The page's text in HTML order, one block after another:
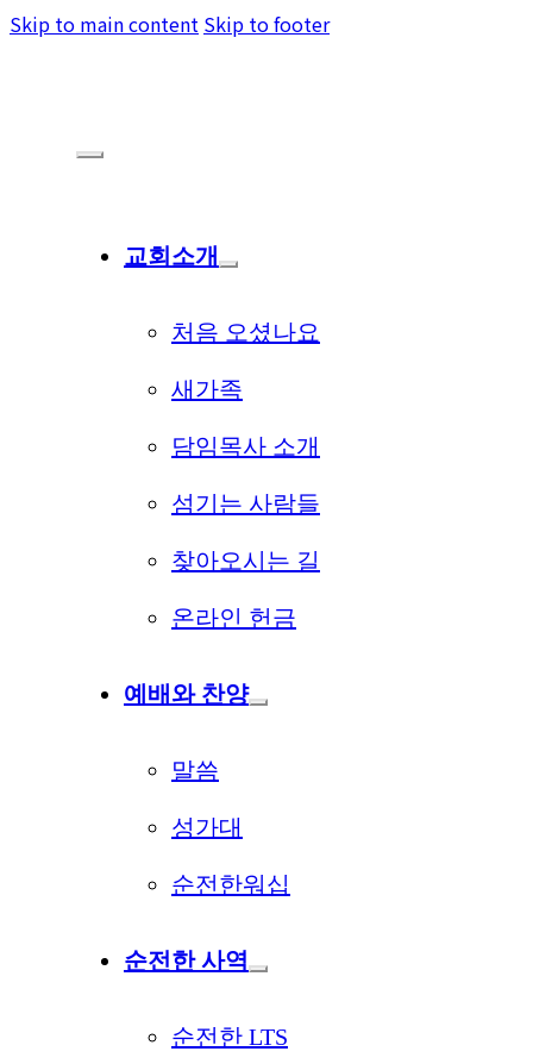
Skip to main content Skip to footer
교회소개
처음 오셨나요
새가족
담임목사 소개
섬기는 사람들
찾아오시는 길
온라인 헌금
예배와 찬양
말씀
성가대
순전한워십
순전한 사역
순전한 LTS